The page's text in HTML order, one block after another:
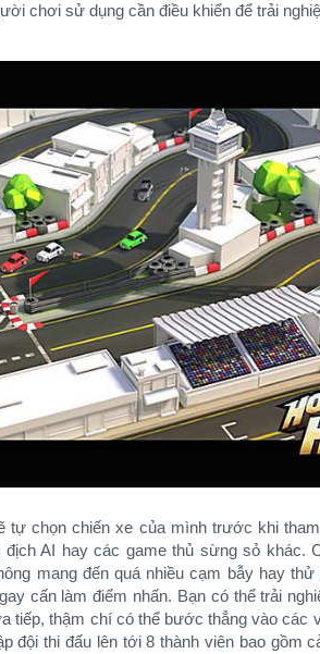
chơi sử dụng cần điều khiển để trải
tự chọn chiến xe của mình trước khi
AI hay các game thủ sừng sỏ khác.
mang đến quá nhiều cạm bẫy hay
cấn làm điểm nhấn. Bạn có thể trải
tiếp, thậm chí có thể bước thẳng vào các
đội thi đấu lên tới 8 thành viên bao gồm